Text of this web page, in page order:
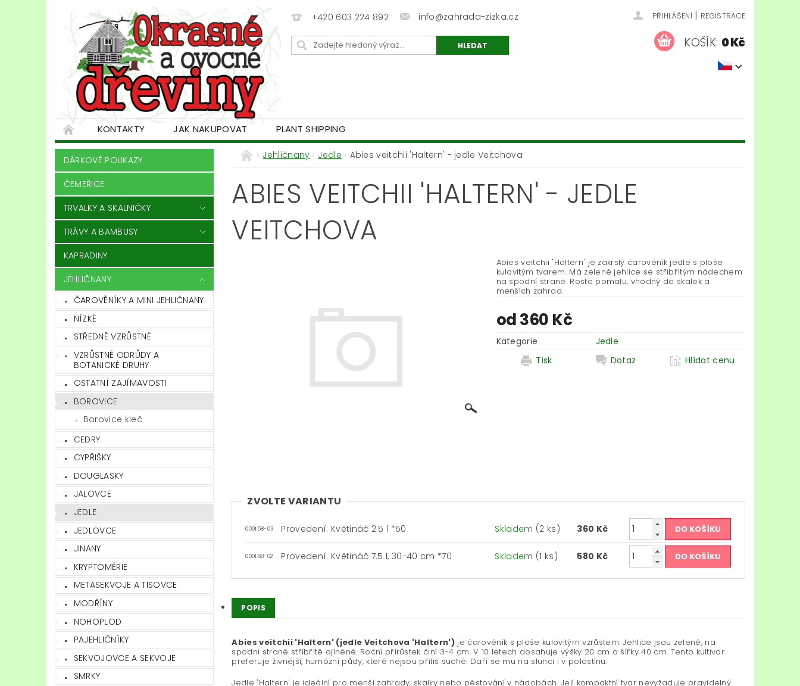
+420 603 224 892 info@zahrada-zizka.cz PŘIHLÁŠENÍ | REGISTRACE
KOŠÍK: 0 Kč
KONTAKTY JAK NAKUPOVAT PLANT SHIPPING
DÁRKOVÉ POUKAZY
ČEMEŘICE
TRVALKY A SKALNIČKY
TRÁVY A BAMBUSY
KAPRADINY
JEHLIČNANY
ČAROVĚNÍKY A MINI JEHLIČNANY
NÍZKÉ
STŘEDNĚ VZRŮSTNÉ
VZRŮSTNÉ ODRŮDY A
BOTANICKÉ DRUHY
OSTATNÍ ZAJÍMAVOSTI
BOROVICE
Borovice kleč
CEDRY
CYPŘIŠKY
DOUGLASKY
JALOVCE
JEDLE
JEDLOVCE
JINANY
KRYPTOMÉRIE
METASEKVOJE A TISOVCE
MODŘÍNY
NOHOPLOD
PAJEHLIČNÍKY
SEKVOJOVCE A SEKVOJE
SMRKY
Jehličnany Jedle Abies veitchii 'Haltern' - jedle Veitchova
ABIES VEITCHII 'HALTERN' - JEDLE
VEITCHOVA
Abies veitchii 'Haltern' je zakrslý čarověník jedle s ploše
kulovitým tvarem. Má zelené jehlice se stříbřitým nádechem
na spodní straně. Roste pomalu, vhodný do skalek a
menších zahrad.
od 360 Kč
Kategorie
Jedle
Tisk
Dotaz Hlídat cenu
ZVOLTE VARIANTU
000168-03 Provedení: Květináč 2.5 l *50 Skladem (2 ks) 360 Kč
000168-02 Provedení: Květináč 7.5 l, 30-40 cm *70 Skladem (1 ks) 580 Kč
POPIS
Abies veitchii 'Haltern' (jedle Veitchova 'Haltern') je čarověník s ploše kulovitým vzrůstem. Jehlice jsou zelené, na
spodní straně stříbřitě ojíněné. Roční přírůstek činí 3-4 cm. V 10 letech dosahuje výšky 20 cm a šířky 40 cm. Tento kultivar
preferuje živnější, humózní půdy, které nejsou příliš suché. Daří se mu na slunci i v polostínu.
Jedle 'Haltern' je ideální pro menší zahrady, skalky nebo pěstování v nádobách. Její kompaktní tvar nevyžaduje pravidelný